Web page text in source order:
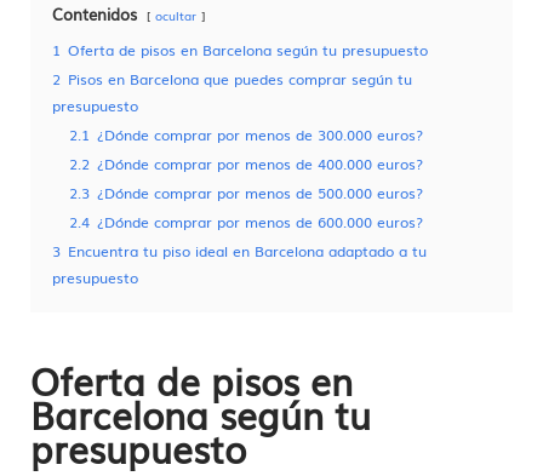
Contenidos ocultar
1 Oferta de pisos en Barcelona según tu presupuesto
2 Pisos en Barcelona que puedes comprar según tu
presupuesto
2.1 ¿Dónde comprar por menos de 300.000 euros?
2.2 ¿Dónde comprar por menos de 400.000 euros?
2.3 ¿Dónde comprar por menos de 500.000 euros?
2.4 ¿Dónde comprar por menos de 600.000 euros?
3 Encuentra tu piso ideal en Barcelona adaptado a tu
presupuesto
Oferta de pisos en
Barcelona según tu
presupuesto